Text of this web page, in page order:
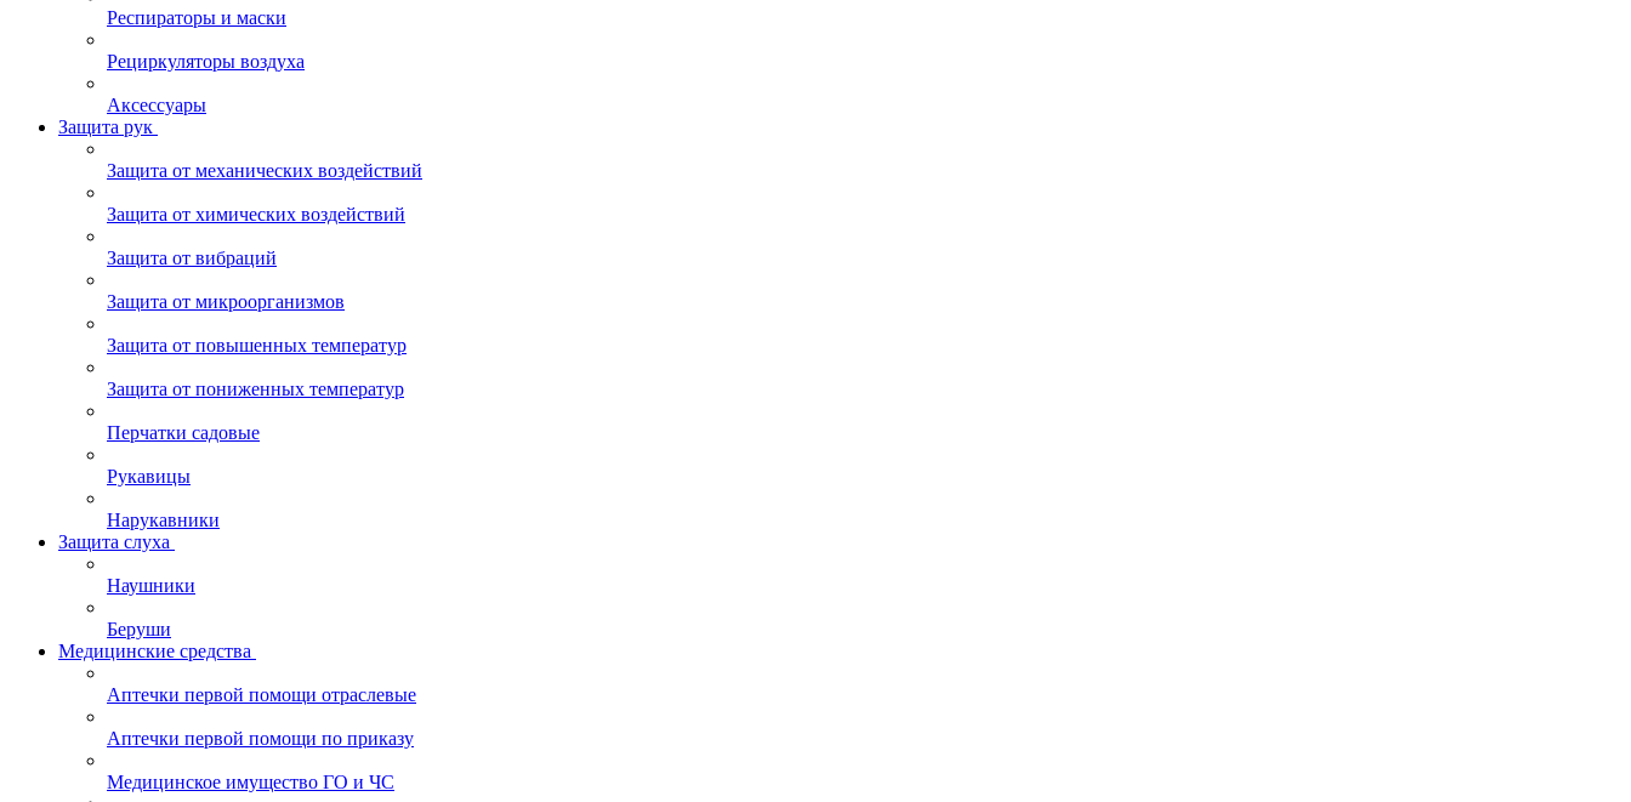
Респираторы и маски
Рециркуляторы воздуха
Аксессуары
Защита рук
Защита от механических воздействий
Защита от химических воздействий
Защита от вибраций
Защита от микроорганизмов
Защита от повышенных температур
Защита от пониженных температур
Перчатки садовые
Рукавицы
Нарукавники
Защита слуха
Наушники
Беруши
Медицинские средства
Аптечки первой помощи отраслевые
Аптечки первой помощи по приказу
Медицинское имущество ГО и ЧС